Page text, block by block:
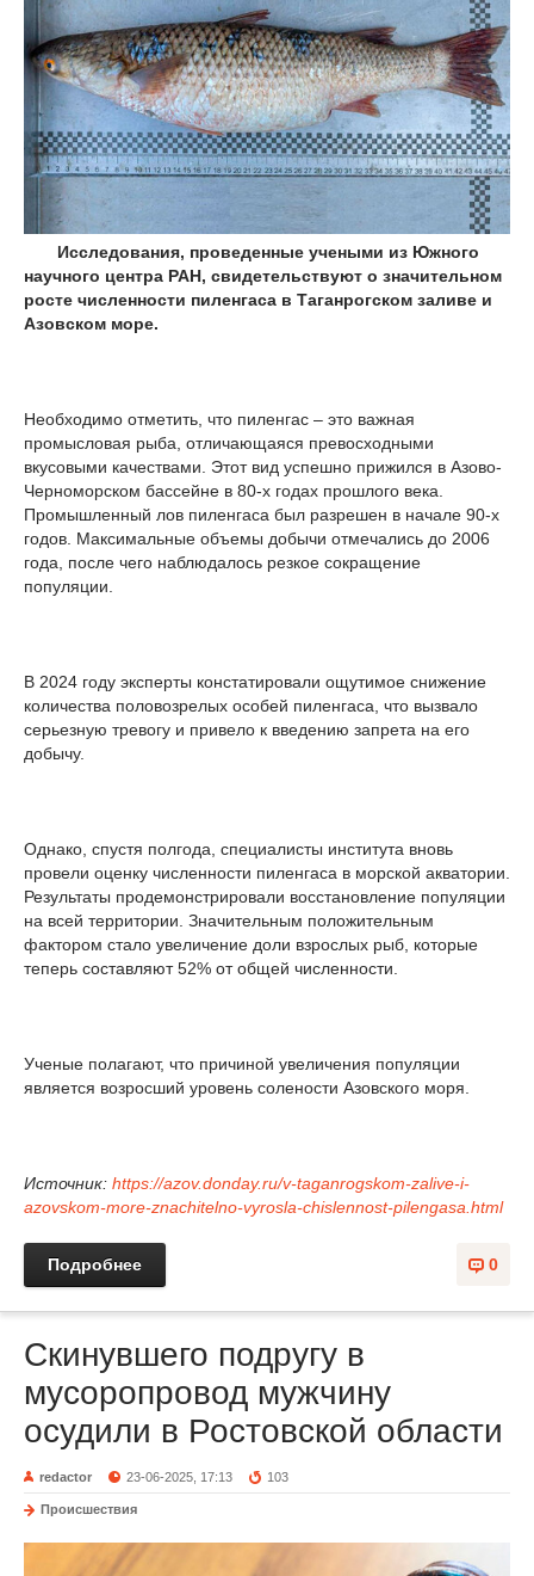
Исследования, проведенные учеными из Южного
научного центра РАН, свидетельствуют о значительном
росте численности пиленгаса в Таганрогском заливе и
Азовском море.
Необходимо отметить, что пиленгас – это важная
промысловая рыба, отличающаяся превосходными
вкусовыми качествами. Этот вид успешно прижился в Азово-
Черноморском бассейне в 80-х годах прошлого века.
Промышленный лов пиленгаса был разрешен в начале 90-х
годов. Максимальные объемы добычи отмечались до 2006
года, после чего наблюдалось резкое сокращение
популяции.
В 2024 году эксперты констатировали ощутимое снижение
количества половозрелых особей пиленгаса, что вызвало
серьезную тревогу и привело к введению запрета на его
добычу.
Однако, спустя полгода, специалисты института вновь
провели оценку численности пиленгаса в морской акватории.
Результаты продемонстрировали восстановление популяции
на всей территории. Значительным положительным
фактором стало увеличение доли взрослых рыб, которые
теперь составляют 52% от общей численности.
Ученые полагают, что причиной увеличения популяции
является возросший уровень солености Азовского моря.
Источник: https://azov.donday.ru/v-taganrogskom-zalive-i-
azovskom-more-znachitelno-vyrosla-chislennost-pilengasa.html
0
Подробнее
Скинувшего подругу в
мусоропровод мужчину
осудили в Ростовской области
redactor 23-06-2025, 17:13 103
Происшествия